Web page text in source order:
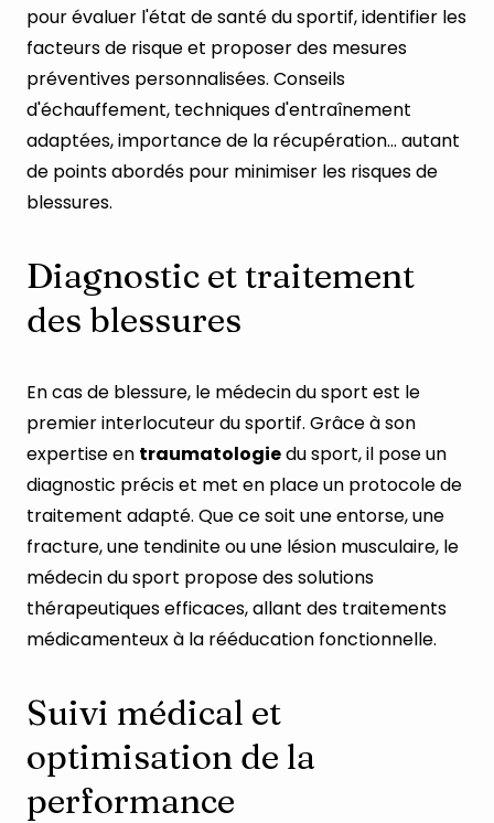
pour évaluer l'état de santé du sportif, identifier les
facteurs de risque et proposer des mesures
préventives personnalisées. Conseils
d'échauffement, techniques d'entraînement
adaptées, importance de la récupération... autant
de points abordés pour minimiser les risques de
blessures.
Diagnostic et traitement
des blessures
En cas de blessure, le médecin du sport est le
premier interlocuteur du sportif. Grâce à son
expertise en traumatologiedu sport, il pose un
diagnostic précis et met en place un protocole de
traitement adapté. Que ce soit une entorse, une
fracture, une tendinite ou une lésion musculaire, le
médecin du sport propose des solutions
thérapeutiques efficaces, allant des traitements
médicamenteux à la rééducation fonctionnelle.
Suivi médical et
optimisation de la
performance